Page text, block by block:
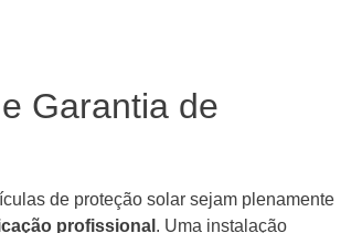
Garantia de
de proteção solar sejam plenamente
profissional . Uma instalação